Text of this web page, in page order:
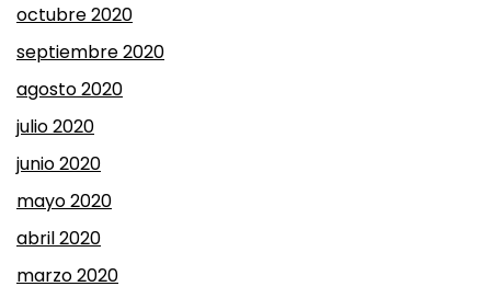
octubre 2020
septiembre 2020
agosto 2020
julio 2020
junio 2020
mayo 2020
abril 2020
marzo 2020